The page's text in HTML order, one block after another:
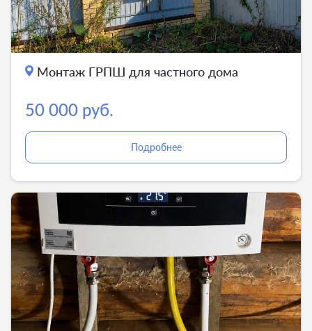
Монтаж ГРПШ для частного дома
50 000 руб.
Подробнее